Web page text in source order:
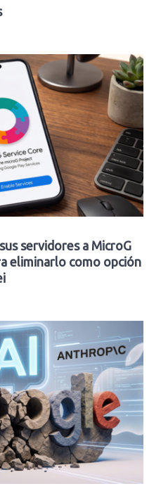
servidores a MicroG
eliminarlo como opción